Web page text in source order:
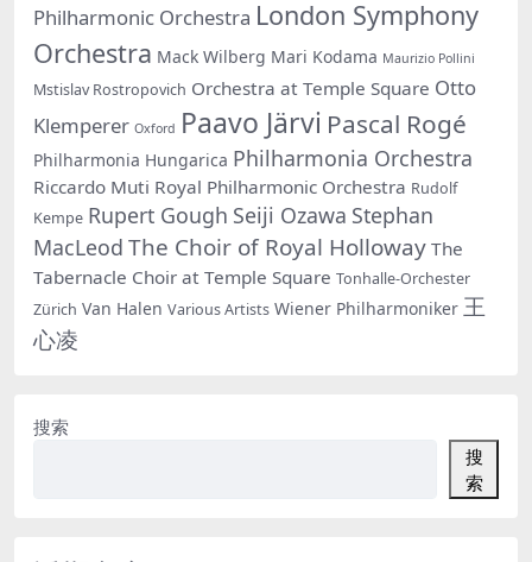
Philharmonic Orchestra London Symphony
Orchestra Mack Wilberg Mari Kodama Maurizio Pollini
Mstislav Rostropovich Orchestra at Temple Square Otto
Klemperer Oxford Paavo Järvi Pascal Rogé
Philharmonia Hungarica Philharmonia Orchestra
Riccardo Muti Royal Philharmonic Orchestra Rudolf
Kempe Rupert Gough Seiji Ozawa Stephan
MacLeod The Choir of Royal Holloway The
Tabernacle Choir at Temple Square Tonhalle-Orchester
Zürich Van Halen Various Artists Wiener Philharmoniker 王
心凌
搜索
搜
索